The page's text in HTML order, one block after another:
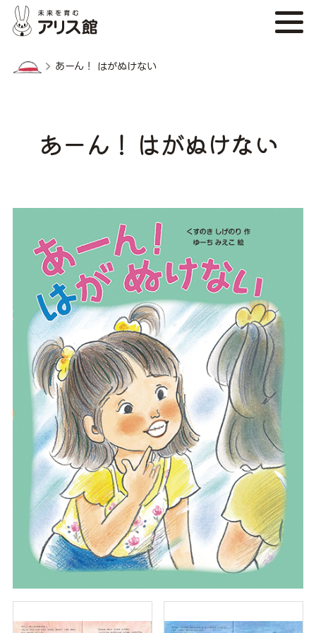
あーん！ はがぬけない
あーん！ はがぬけない